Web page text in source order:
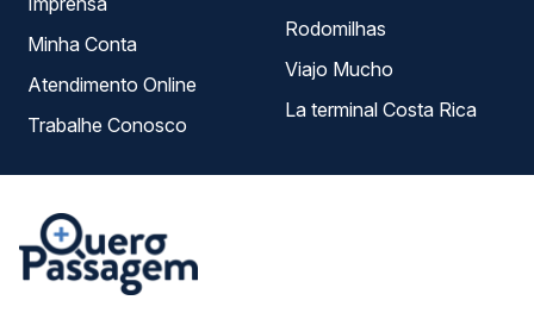
Minha Conta
Atendimento Online
Trabalhe Conosco
Rodomilhas
Viajo Mucho
La terminal Costa Rica